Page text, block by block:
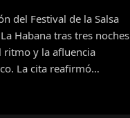
del Festival de la Salsa
Habana tras tres noches
ritmo y la afluencia
La cita reafirmó…